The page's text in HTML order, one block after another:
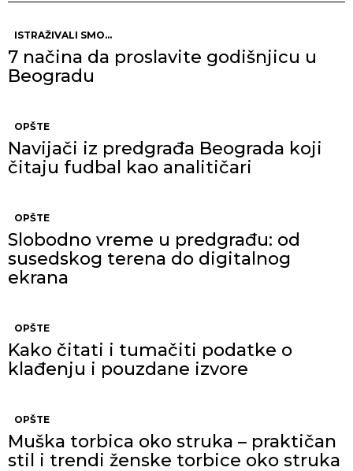
ISTRAŽIVALI SMO...
7 načina da proslavite godišnjicu u
Beogradu
OPŠTE
Navijači iz predgrađa Beograda koji
čitaju fudbal kao analitičari
OPŠTE
Slobodno vreme u predgrađu: od
susedskog terena do digitalnog
ekrana
OPŠTE
Kako čitati i tumačiti podatke o
klađenju i pouzdane izvore
OPŠTE
Muška torbica oko struka – praktičan
stil i trendi ženske torbice oko struka